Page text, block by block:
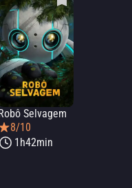
Selvagem
8/10
1h42min